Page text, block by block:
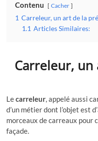
Contenu Cacher
1 Carreleur, un art de la
1.1 Articles Similaires:
Carreleur,
Lecarreleur, appelé aussi
d’un métier dont l’objet est
morceaux de carreaux pour
façade.